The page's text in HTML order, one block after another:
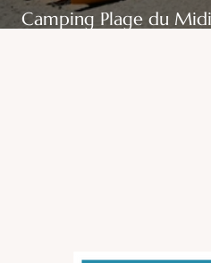
Camping Plage du